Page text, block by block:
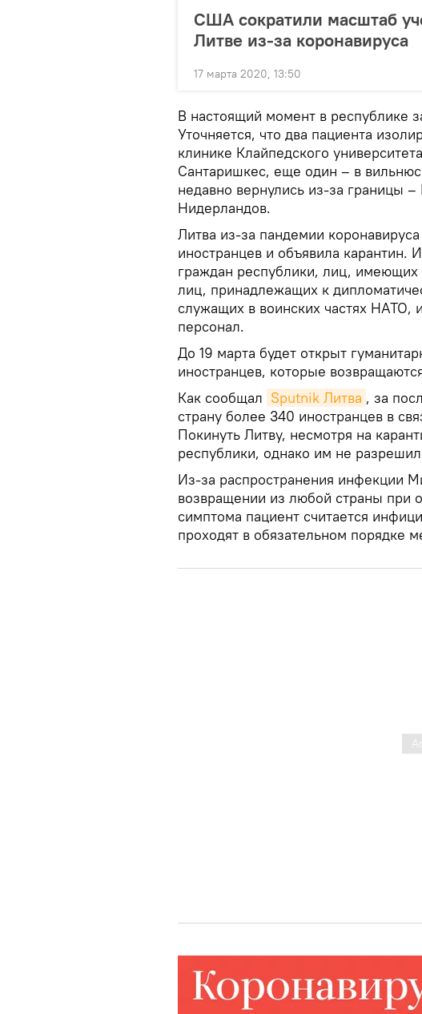
США сократили масштаб
Литве из-за коронавируса
17 марта 2020, 13:50
В настоящий момент в республике
Уточняется, что два пациента
клинике Клайпедского
Сантаришкес, еще один – в
недавно вернулись из-за границы
Нидерландов.
Литва из-за пандемии
иностранцев и объявила карантин.
граждан республики, лиц,
лиц, принадлежащих к
служащих в воинских частях
персонал.
До 19 марта будет открыт
иностранцев, которые
Как сообщал Sputnik Литва , за
страну более 340 иностранцев в
Покинуть Литву, несмотря на
республики, однако им не
Из-за распространения инфекции
возвращении из любой страны при
симптома пациент считается
проходят в обязательном порядке